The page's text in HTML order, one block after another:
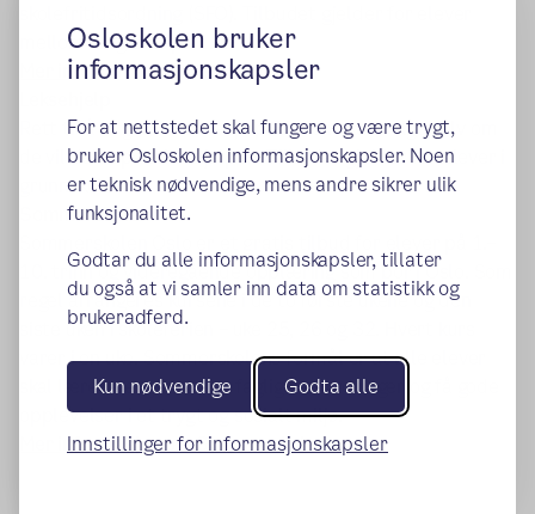
Osloskolen bruker
informasjonskapsler
For at nettstedet skal fungere og være trygt,
bruker Osloskolen informasjonskapsler. Noen
er teknisk nødvendige, mens andre sikrer ulik
funksjonalitet.
Godtar du alle informasjonskapsler, tillater
du også at vi samler inn data om statistikk og
brukeradferd.
Kun nødvendige Godta alle
Innstillinger for informasjonskapsler
mellom 6 og 9 år på 1.-4-trinn.
Mer info om Aktivitetsskolen
(ekstern lenke)
Rett til å få gratis leksehjelp. Elevene kan velge selv om
de vil delta på leksehjelpen. Tilbudet gjelder for elever i
grunnskolen.
Sommerskolen
10. trinn og videregående opplæring som bor i Oslo. Som
regel arrangeres kursene i de to første ukene og den
siste uken i skoleferien – uke 25, 26 og 32. Hvert kurs
varer i en uke. Sommerskolens formål er at alle elever
skal lære noe nytt, møte faglige utfordringer og få gode
opplevelser i et trygt og sosialt miljø.
Mer informasjon om Sommerskolen
(ekstern lenke)